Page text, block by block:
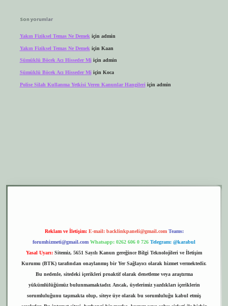
Son yorumlar
Yakın Fiziksel Temas Ne Demek için admin
Yakın Fiziksel Temas Ne Demek için Kaan
Sümüklü Böcek Acı Hisseder Miiçin admin
Sümüklü Böcek Acı Hisseder Mi için Koca
Polise Silah Kullanma Yetkisi Veren Kanunlar Hangileri için admin
Reklam ve İletişim: E-mail: backlinkpaneli@gmail.com Teams:
forumhizmeti@gmail.com Whatsapp: 0262 606 0 726 Telegram: @karabul
Yasal Uyarı: Sitemiz, 5651 Sayılı Kanun gereğince Bilgi Teknolojileri ve İletişim
Kurumu (BTK) tarafından onaylanmış bir Yer Sağlayıcı olarak hizmet vermektedir.
Bu nedenle, sitedeki içerikleri proaktif olarak denetleme veya araştırma
yükümlülüğümüz bulunmamaktadır. Ancak, üyelerimiz yazdıkları içeriklerin
sorumluluğunu taşımakta olup, siteye üye olarak bu sorumluluğu kabul etmiş